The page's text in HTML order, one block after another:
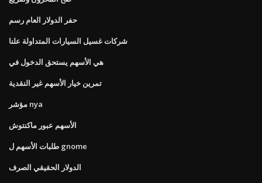
حفر الدولار العام رسم
شركات غسيل السيارات المتداولة علنا
هي الأسهم يستحق الدخول في
تمرين خيار الأسهم غير النقدية
مؤشر nya
الأسهم عبور ماكنتوش
طلبات الأسهم ل gnome
الدولار الحقيقي الصرف